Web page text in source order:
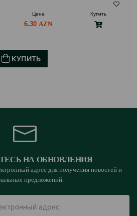
Цена
Купить
6.30
КУПИТЬ
НА ОБНОВЛЕНИЯ
адрес для получения новостей и
предложений.